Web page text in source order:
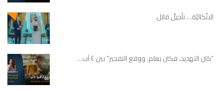
الاتّكاليّة… تأجيلٌ قاتل
“كان التهديد، فكان يعلم، ووقع التفجير” بين ٤ آب…